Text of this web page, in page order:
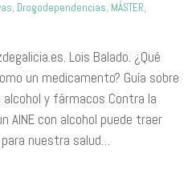
, Drogodependencias, MÁSTER,
Lois Balado. ¿Qué
un medicamento? Guía sobre
y fármacos Contra la
AINE con alcohol puede traer
nuestra salud…